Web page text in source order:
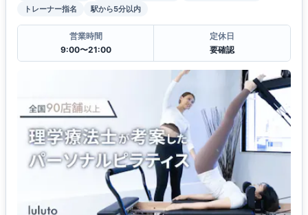
トレーナー指名
駅から5分以内
営業時間
9:00〜21:00
定休日
要確認